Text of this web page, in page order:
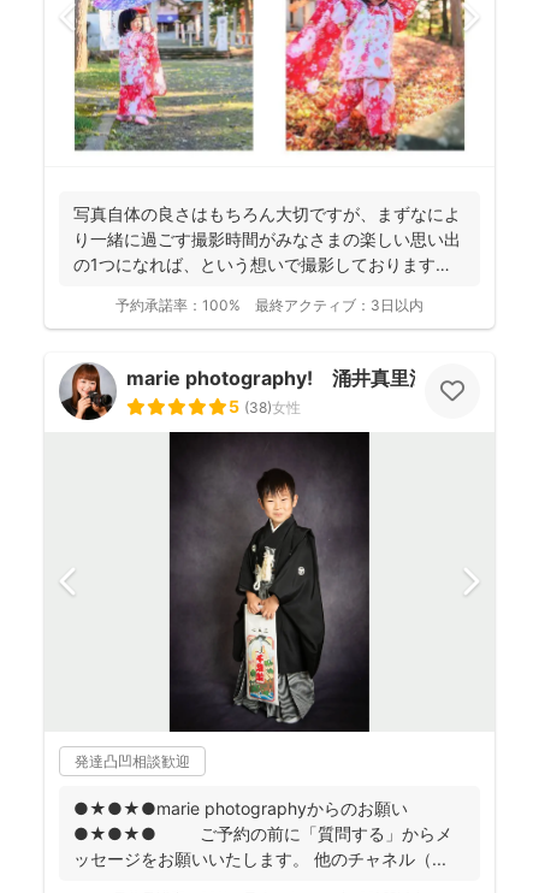
写真自体の良さはもちろん大切ですが、まずなによ
り一緒に過ごす撮影時間がみなさまの楽しい思い出
の1つになれば、という想いで撮影しております！
予約承諾率： 100% 最終アクティブ： 3日以内
marie photography! 涌井真里江
5 (38)女性
発達凸凹相談歓迎
●★●★●marie photographyからのお願い
●★●★● ご予約の前に「質問する」からメ
ッセージをお願いいたします。 他のチャネル（...